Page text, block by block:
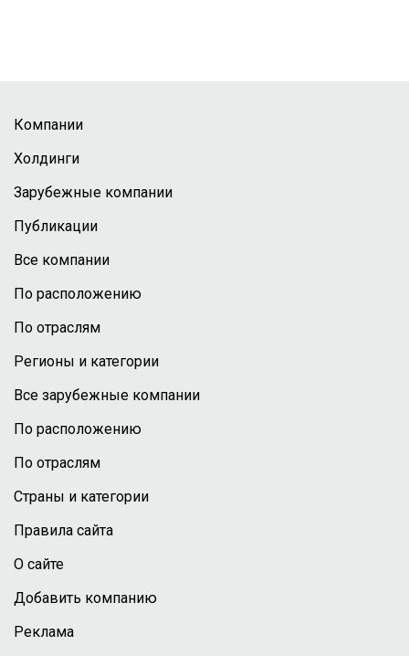
Компании
Холдинги
Зарубежные компании
Публикации
Все компании
По расположению
По отраслям
Регионы и категории
Все зарубежные компании
По расположению
По отраслям
Страны и категории
Правила сайта
О сайте
Добавить компанию
Реклама